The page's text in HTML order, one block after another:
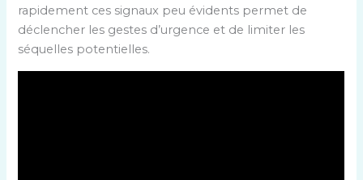
rapidement ces signaux peu évidents permet de
déclencher les gestes d’urgence et de limiter les
séquelles potentielles.